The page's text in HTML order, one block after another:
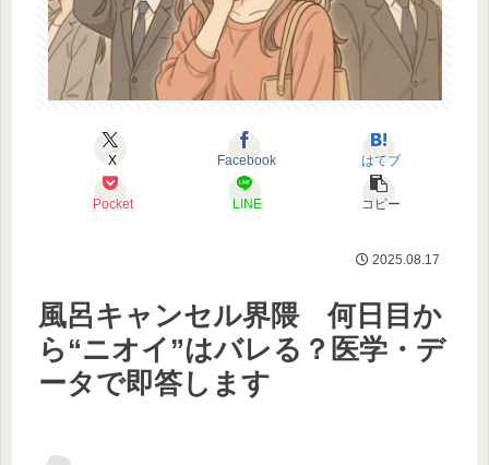
X Facebook はてブ
Pocket LINE コピー
2025.08.17
風呂キャンセル界隈 何日目か
ら“ニオイ”はバレる？医学・デ
ータで即答します